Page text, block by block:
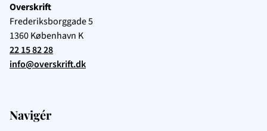
Overskrift
Frederiksborggade 5
1360København K
22 15 82 28
info@overskrift.dk
Navigér